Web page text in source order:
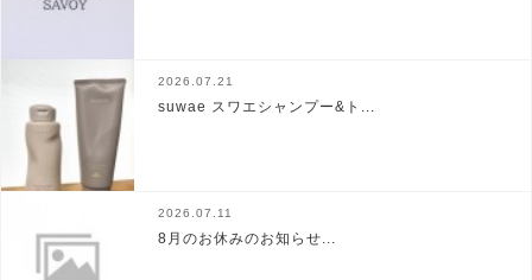
2026.07.21
suwae スワエシャンプー&ト...
2026.07.11
8月のお休みのお知らせ...